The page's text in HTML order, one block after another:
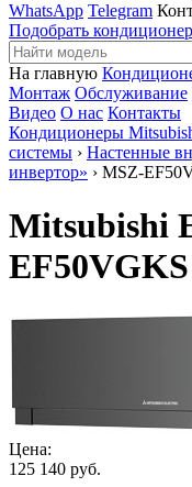
WhatsApp Telegram
Подобрать кондиционер
На главную
Монтаж Обслуживание
Видео О нас Контакты
Кондиционеры
системы › Настенные
инвертор» › MSZ-
Mitsubishi
EF50VGKS
Цена:
125 140 руб.